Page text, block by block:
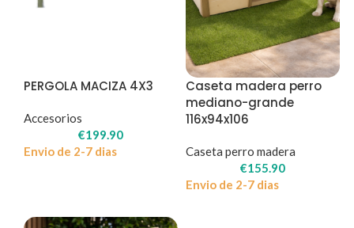
PERGOLA MACIZA 4X3
Accesorios
€199.90
Envio de 2-7 dias
Caseta madera perro
mediano-grande
116x94x106
Caseta perro madera
€155.90
Envio de 2-7 dias